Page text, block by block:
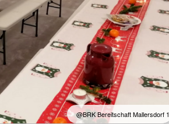
@BRK Bereitschaft Mallersdorf 1